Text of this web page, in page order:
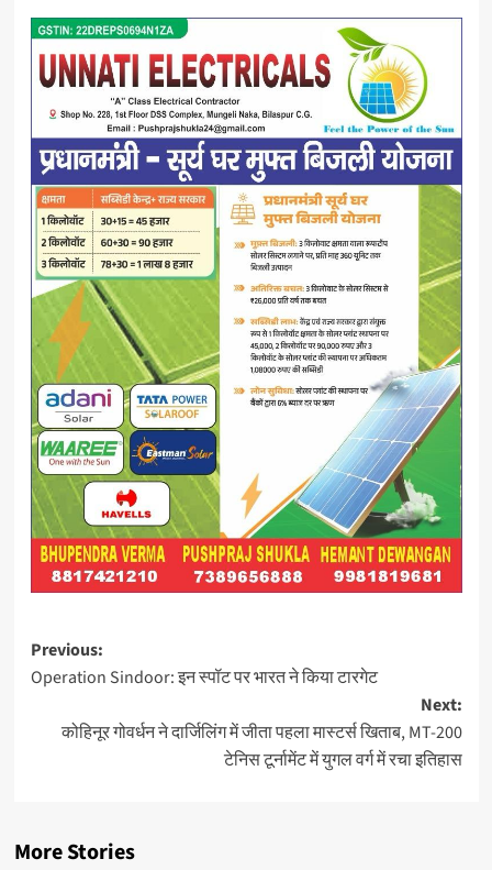
Post
navigation
Previous:
Operation Sindoor: इन स्पॉट पर भारत ने किया टारगेट
Next:
कोहिनूर गोवर्धन ने दार्जिलिंग में जीता पहला मास्टर्स खिताब, MT-200
टेनिस टूर्नामेंट में युगल वर्ग में रचा इतिहास
More Stories